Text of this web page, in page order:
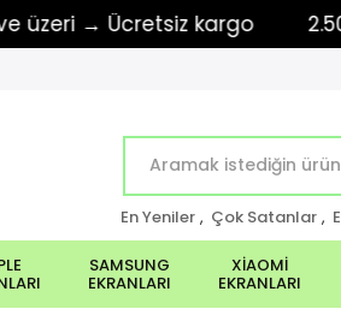
→ Ücretsiz kargo 2.500 TL
En Yeniler , Çok Satanlar ,
SAMSUNG
EKRANLARI
XİAOMİ
EKRANLARI